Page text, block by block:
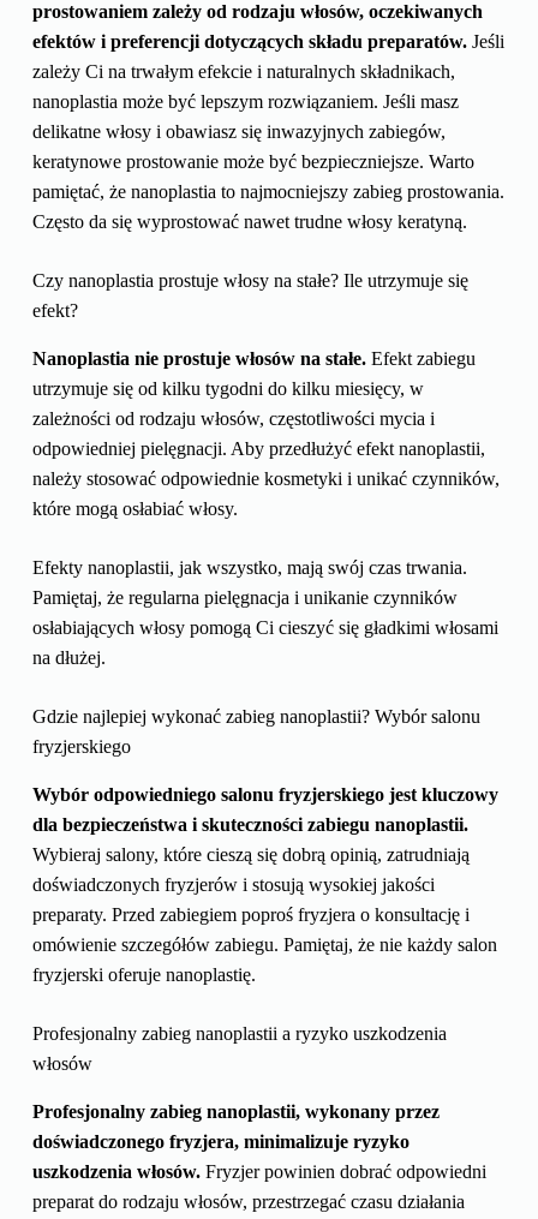
prostowaniem zależy od rodzaju włosów, oczekiwanych
efektów i preferencji dotyczących składu preparatów.Jeśli
zależy Ci na trwałym efekcie i naturalnych składnikach,
nanoplastia może być lepszym rozwiązaniem. Jeśli masz
delikatne włosy i obawiasz się inwazyjnych zabiegów,
keratynowe prostowanie może być bezpieczniejsze. Warto
pamiętać, że nanoplastia to najmocniejszy zabieg prostowania.
Często da się wyprostować nawet trudne włosy keratyną.
Czy nanoplastia prostuje włosy na stałe? Ile utrzymuje się
efekt?
Nanoplastia nie prostuje włosów na stałe.Efekt zabiegu
utrzymuje się od kilku tygodni do kilku miesięcy, w
zależności od rodzaju włosów, częstotliwości mycia i
odpowiedniej pielęgnacji. Aby przedłużyć efekt nanoplastii,
należy stosować odpowiednie kosmetyki i unikać czynników,
które mogą osłabiać włosy.
Efekty nanoplastii, jak wszystko, mają swój czas trwania.
Pamiętaj, że regularna pielęgnacja i unikanie czynników
osłabiających włosy pomogą Ci cieszyć się gładkimi włosami
na dłużej.
Gdzie najlepiej wykonać zabieg nanoplastii? Wybór salonu
fryzjerskiego
Wybór odpowiedniego salonu fryzjerskiego jest kluczowy
dla bezpieczeństwa i skuteczności zabiegu nanoplastii.
Wybieraj salony, które cieszą się dobrą opinią, zatrudniają
doświadczonych fryzjerów i stosują wysokiej jakości
preparaty. Przed zabiegiem poproś fryzjera o konsultację i
omówienie szczegółów zabiegu. Pamiętaj, że nie każdy salon
fryzjerski oferuje nanoplastię.
Profesjonalny zabieg nanoplastii a ryzyko uszkodzenia
włosów
Profesjonalny zabieg nanoplastii, wykonany przez
doświadczonego fryzjera, minimalizuje ryzyko
uszkodzenia włosów.Fryzjer powinien dobrać odpowiedni
preparat do rodzaju włosów, przestrzegać czasu działania